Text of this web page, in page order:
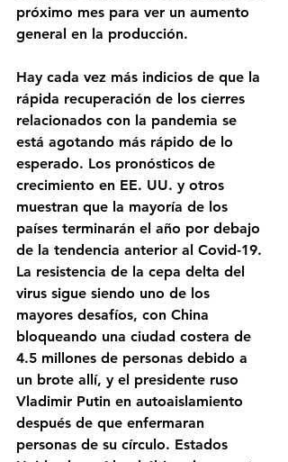
próximo mes para ver un aumento
general en la producción.
Hay cada vez más indicios de que la
rápida recuperación de los cierres
relacionados con la pandemia se
está agotando más rápido de lo
esperado. Los pronósticos de
crecimiento en EE. UU. y otros
muestran que la mayoría de los
países terminarán el año por debajo
de la tendencia anterior al Covid-19.
La resistencia de la cepa delta del
virus sigue siendo uno de los
mayores desafíos, con China
bloqueando una ciudad costera de
4.5 millones de personas debido a
un brote allí, y el presidente ruso
Vladimir Putin en autoaislamiento
después de que enfermaran
personas de su círculo. Estados